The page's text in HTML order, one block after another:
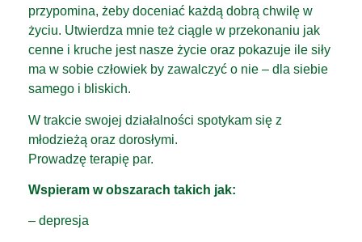
przypomina, żeby doceniać każdą dobrą chwilę w
życiu. Utwierdza mnie też ciągle w przekonaniu jak
cenne i kruche jest nasze życie oraz pokazuje ile siły
ma w sobie człowiek by zawalczyć o nie – dla siebie
samego i bliskich.
W trakcie swojej działalności spotykam się z
młodzieżą oraz dorosłymi.
Prowadzę terapię par.
Wspieram w obszarach takich jak:
– depresja